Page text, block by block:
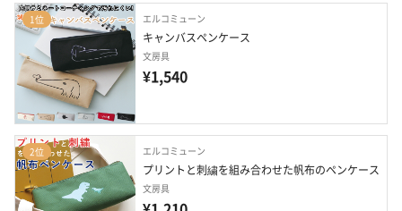
1位 エルコミューン
キャンバスペンケース
文房具
¥1,540
2位 エルコミューン
プリントと刺繍を組み合わせた帆布のペンケース
文房具